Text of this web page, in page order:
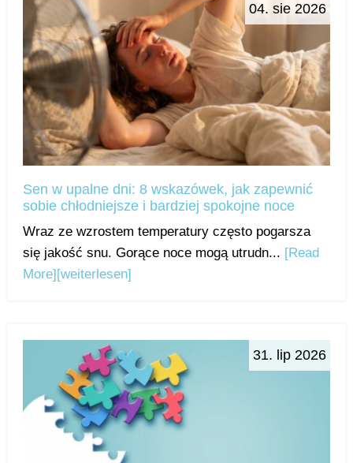
04. sie 2026
Sen w upalne dni: 8 wskazówek, jak zapewnić
sobie chłodniejsze i bardziej spokojne noce
Wraz ze wzrostem temperatury często pogarsza
się jakość snu. Gorące noce mogą utrudn... [Read
More] [weiterlesen]
31. lip 2026